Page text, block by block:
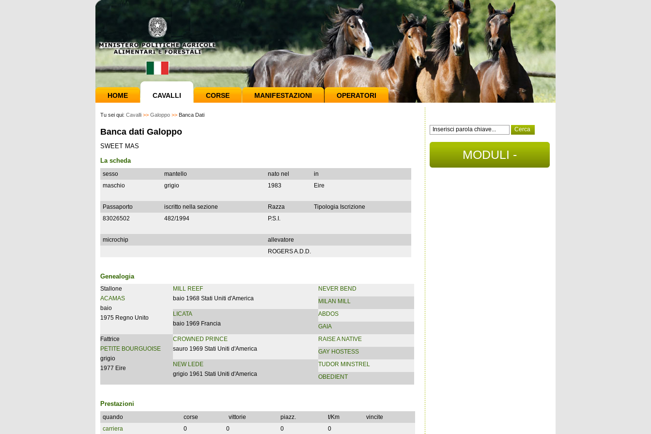
HOME CAVALLI CORSE MANIFESTAZIONI OPERATORI
Tu sei qui: Cavalli >> Galoppo >> Banca Dati
Banca dati Galoppo
SWEET MAS
La scheda
sesso mantello nato nel
in
maschio
grigio 1983 Eire
Passaporto iscritto nella sezione Razza
Tipologia Iscrizione
83026502
482/1994 P.S.I.
microchip
allevatore
ROGERS A.D.D.
Genealogia
Stallone
ACAMAS
baio
1975 Regno Unito
MILL REEF
baio 1968 Stati Uniti d'America
LICATA
baio 1969 Francia
NEVER BEND
MILAN MILL
ABDOS
GAIA
Fattrice
PETITE BOURGUOISE
grigio
1977 Eire
CROWNED PRINCE
sauro 1969 Stati Uniti d'America
NEW LEDE
grigio 1961 Stati Uniti d'America
RAISE A NATIVE
GAY HOSTESS
TUDOR MINSTREL
OBEDIENT
Prestazioni
quando corse vittorie piazz. t/Km
vincite
carriera
0 0 0 0
MODULI -